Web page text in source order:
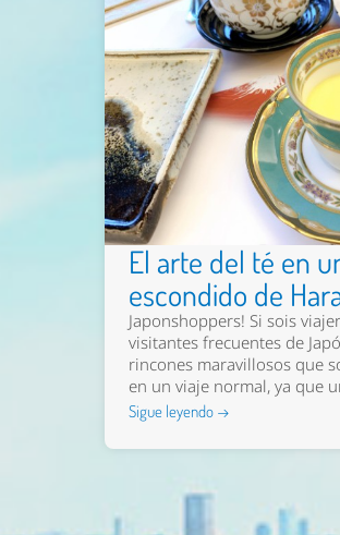
El arte del té en
escondido de
Japonshoppers! Si sois
visitantes frecuentes de
rincones maravillosos que
en un viaje normal, ya que
Sigue leyendo →